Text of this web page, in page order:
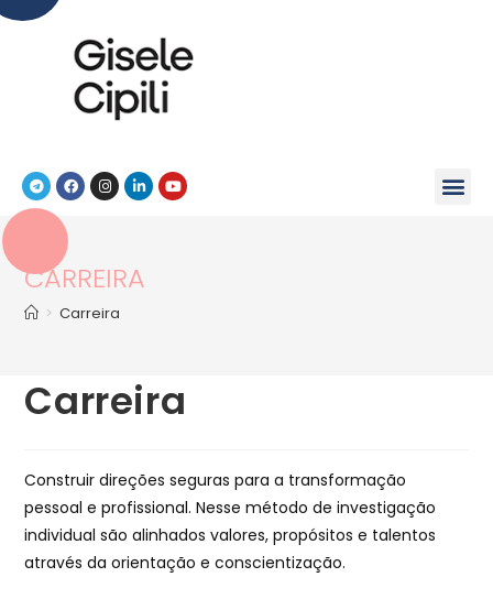
CARREIRA
> Carreira
Carreira
Construir direções seguras para a transformação
pessoal e profissional. Nesse método de investigação
individual são alinhados valores, propósitos e talentos
através da orientação e conscientização.